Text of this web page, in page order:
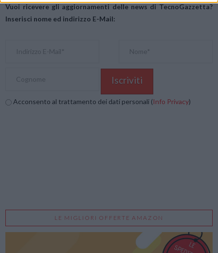
Vuoi ricevere gli aggiornamenti delle news di TecnoGazzetta?
Inserisci nome ed indirizzo E-Mail:
Acconsento al trattamento dei dati personali (Info Privacy)
LE MIGLIORI OFFERTE AMAZON